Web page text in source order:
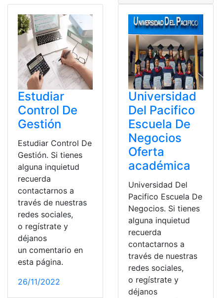
Estudiar
Control De
Gestión
Estudiar Control De
Gestión. Si tienes
alguna inquietud
recuerda
contactarnos a
través de nuestras
redes sociales,
o regístrate y
déjanos
un comentario en
esta página.
26/11/2022
Universidad
Del Pacifico
Escuela De
Negocios
Oferta
académica
Universidad Del
Pacifico Escuela De
Negocios. Si tienes
alguna inquietud
recuerda
contactarnos a
través de nuestras
redes sociales,
o regístrate y
déjanos